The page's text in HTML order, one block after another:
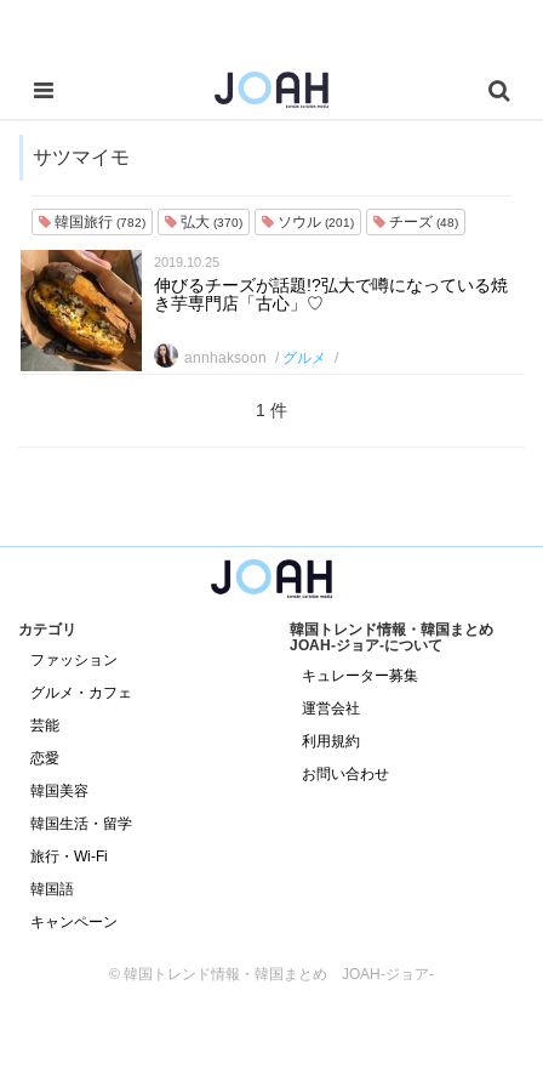
サツマイモ
韓国旅行 (782) 弘大 (370) ソウル (201) チーズ (48)
2019.10.25
伸びるチーズが話題!?弘大で噂になっている焼
き芋専門店「古心」♡
annhaksoon グルメ
1 件
カテゴリ
ファッション
グルメ・カフェ
芸能
恋愛
韓国美容
韓国生活・留学
旅行・Wi-Fi
韓国語
キャンペーン
韓国トレンド情報・韓国まとめ
JOAH-ジョア-について
キュレーター募集
運営会社
利用規約
お問い合わせ
© 韓国トレンド情報・韓国まとめ JOAH-ジョア-